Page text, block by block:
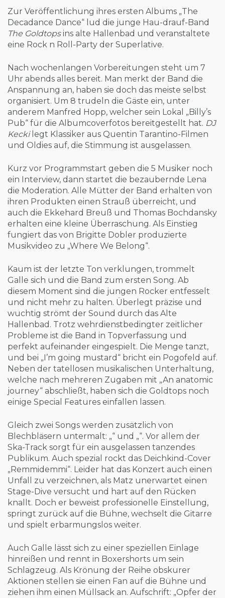
Zur Veröffentlichung ihres ersten Albums „The
Decadance Dance“ lud die junge Hau-drauf-Band
The Goldtopsins alte Hallenbad und veranstaltete
eine Rock n Roll-Party der Superlative.
Nach wochenlangen Vorbereitungen steht um 7
Uhr abends alles bereit. Man merkt der Band die
Anspannung an, haben sie doch das meiste selbst
organisiert. Um 8 trudeln die Gäste ein, unter
anderem Manfred Hopp, welcher sein Lokal „Billy’s
Pub“ für die Albumcoverfotos bereitgestellt hat. DJ
Keckilegt Klassiker aus Quentin Tarantino-Filmen
und Oldies auf, die Stimmung ist ausgelassen.
Kurz vor Programmstart geben die 5 Musiker noch
ein Interview, dann startet die bezaubernde Lena
die Moderation. Alle Mütter der Band erhalten von
ihren Produkten einen Strauß überreicht, und
auch die Ekkehard Breuß und Thomas Bochdansky
erhalten eine kleine Überraschung. Als Einstieg
fungiert das von Brigitte Dobler produzierte
Musikvideo zu „Where We Belong“.
Kaum ist der letzte Ton verklungen, trommelt
Galle sich und die Band zum ersten Song. Ab
diesem Moment sind die jungen Rocker entfesselt
und nicht mehr zu halten. Überlegt präzise und
wuchtig strömt der Sound durch das Alte
Hallenbad. Trotz wehrdienstbedingter zeitlicher
Probleme ist die Band in Topverfassung und
perfekt aufeinander eingespielt. Die Menge tanzt,
und bei „I’m going mustard“ bricht ein Pogofeld auf.
Neben der tatellosen musikalischen Unterhaltung,
welche nach mehreren Zugaben mit „An anatomic
journey“ abschließt, haben sich die Goldtops noch
einige Special Features einfallen lassen.
Gleich zwei Songs werden zusätzlich von
Blechbläsern untermalt: „“ und „“. Vor allem der
Ska-Track sorgt für ein ausgelassen tanzendes
Publikum. Auch spezial rockt das Deichkind-Cover
„Remmidemmi“. Leider hat das Konzert auch einen
Unfall zu verzeichnen, als Matz unerwartet einen
Stage-Dive versucht und hart auf den Rücken
knallt. Doch er beweist professionelle Einstellung,
springt zurück auf die Bühne, wechselt die Gitarre
und spielt erbarmungslos weiter.
Auch Galle lässt sich zu einer speziellen Einlage
hinreißen und rennt in Boxershorts um sein
Schlagzeug. Als Krönung der Reihe obskurer
Aktionen stellen sie einen Fan auf die Bühne und
ziehen ihm einen Müllsack an. Aufschrift: „Opfer der